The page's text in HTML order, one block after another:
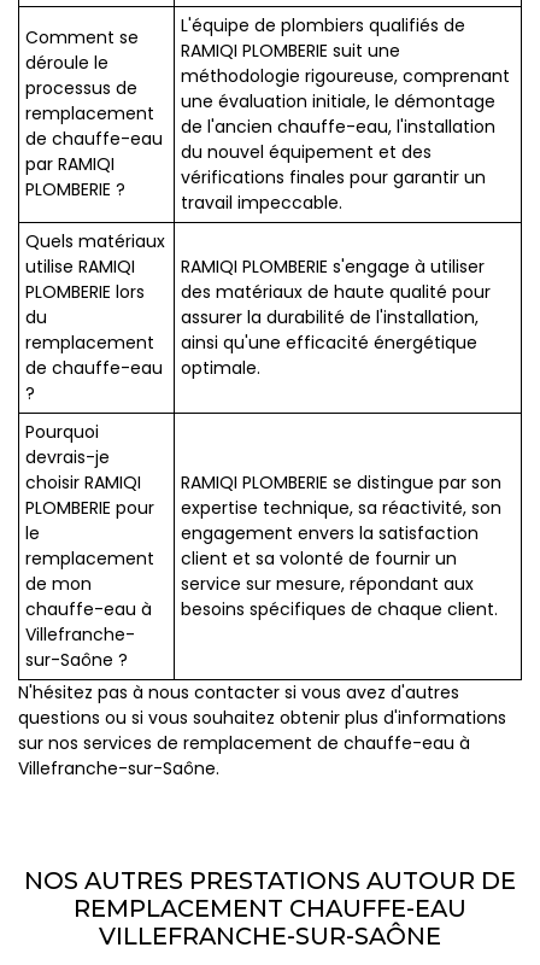
Comment se
déroule le
processus de
remplacement
de chauffe-eau
par RAMIQI
PLOMBERIE ?
L'équipe de plombiers qualifiés de
RAMIQI PLOMBERIE suit une
méthodologie rigoureuse, comprenant
une évaluation initiale, le démontage
de l'ancien chauffe-eau, l'installation
du nouvel équipement et des
vérifications finales pour garantir un
travail impeccable.
Quels matériaux
utilise RAMIQI
PLOMBERIE lors
du
remplacement
de chauffe-eau
?
RAMIQI PLOMBERIE s'engage à utiliser
des matériaux de haute qualité pour
assurer la durabilité de l'installation,
ainsi qu'une efficacité énergétique
optimale.
Pourquoi
devrais-je
choisir RAMIQI
PLOMBERIE pour
le
remplacement
de mon
chauffe-eau à
Villefranche-
sur-Saône ?
RAMIQI PLOMBERIE se distingue par son
expertise technique, sa réactivité, son
engagement envers la satisfaction
client et sa volonté de fournir un
service sur mesure, répondant aux
besoins spécifiques de chaque client.
N'hésitez pas à nous contacter si vous avez d'autres
questions ou si vous souhaitez obtenir plus d'informations
sur nos services de remplacement de chauffe-eau à
Villefranche-sur-Saône.
NOS AUTRES PRESTATIONS AUTOUR DE
REMPLACEMENT CHAUFFE-EAU
VILLEFRANCHE-SUR-SAÔNE